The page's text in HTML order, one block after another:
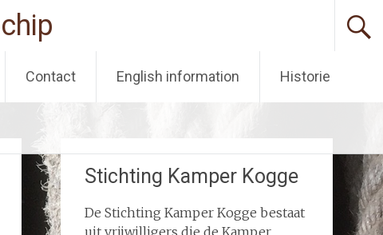
Contact English information Historie
Stichting Kamper Kogge
De Stichting Kamper Kogge bestaat
uit vrijwilligers die de Kamper